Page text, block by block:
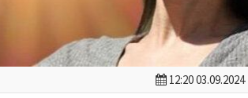
12:20 03.09.2024